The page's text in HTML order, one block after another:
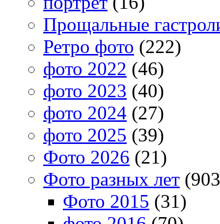
Прощальные
Ретро фото (222)
фото 2022 (46)
фото 2023 (40)
фото 2024 (27)
фото 2025 (39)
Фото 2026 (21)
Фото разных лет
Фото 2015 (31)